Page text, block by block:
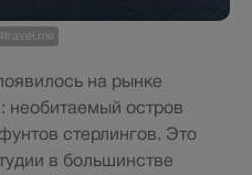
на рынке
остров
стерлингов. Это
в большинстве